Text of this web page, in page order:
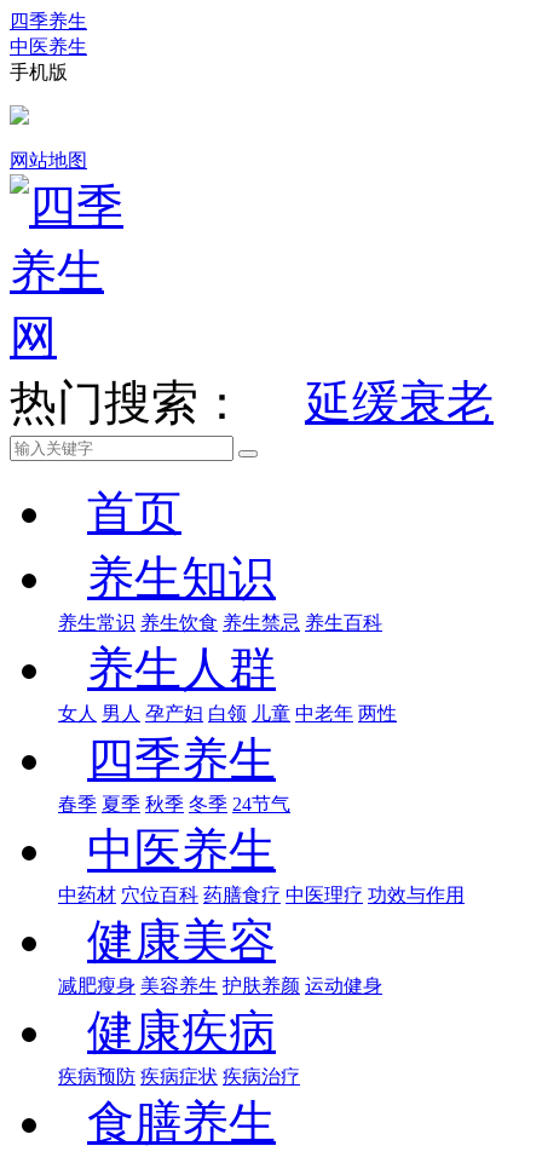
四季养生
中医养生
手机版
网站地图
热门搜索： 延缓衰老
首页
养生知识
养生常识 养生饮食 养生禁忌 养生百科
养生人群
女人 男人 孕产妇 白领 儿童 中老年 两性
四季养生
春季 夏季 秋季 冬季 24节气
中医养生
中药材 穴位百科 药膳食疗 中医理疗 功效与作用
健康美容
减肥瘦身 美容养生 护肤养颜 运动健身
健康疾病
疾病预防 疾病症状 疾病治疗
食膳养生